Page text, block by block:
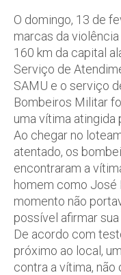
O domingo, 13 de
marcas da
160 km da capital
Serviço de
SAMU e o serviço
Bombeiros Militar
uma vítima atingida
Ao chegar no
atentado, os
encontraram a
homem como José
momento não
possível afirmar sua
De acordo com
próximo ao local,
contra a vítima,